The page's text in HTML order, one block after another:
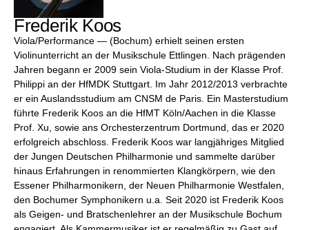
Frederik Koos
Viola/Performance — (Bochum) erhielt seinen ersten
Violinunterricht an der Musikschule Ettlingen. Nach prägenden
Jahren begann er 2009 sein Viola-Studium in der Klasse Prof.
Philippi an der HfMDK Stuttgart. Im Jahr 2012/2013 verbrachte
er ein Auslandsstudium am CNSM de Paris. Ein Masterstudium
führte Frederik Koos an die HfMT Köln/Aachen in die Klasse
Prof. Xu, sowie ans Orchesterzentrum Dortmund, das er 2020
erfolgreich abschloss. Frederik Koos war langjähriges Mitglied
der Jungen Deutschen Philharmonie und sammelte darüber
hinaus Erfahrungen in renommierten Klangkörpern, wie den
Essener Philharmonikern, der Neuen Philharmonie Westfalen,
den Bochumer Symphonikern u.a. Seit 2020 ist Frederik Koos
als Geigen- und Bratschenlehrer an der Musikschule Bochum